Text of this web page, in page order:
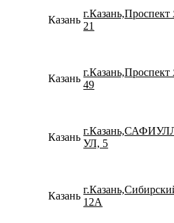
Казань
21
Казань
49
Казань
УЛ, 5
Казань
12А